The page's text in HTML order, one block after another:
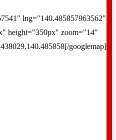
lng="140.485857963562"
height="350px" zoom="14"
googlemap]